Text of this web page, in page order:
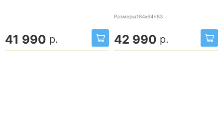
41 990 р.
Размеры184x64x83
42 990 р.